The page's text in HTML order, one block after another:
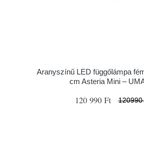
Aranyszínű LED függőlámpa
cm Asteria Mini –
120 990 Ft 120990